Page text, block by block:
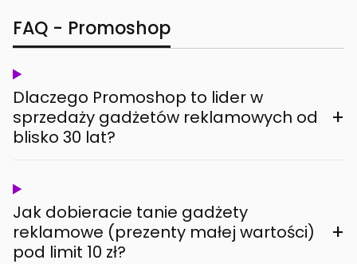
FAQ - Promoshop
Dlaczego Promoshop to lider w
sprzedaży gadżetów reklamowych od
blisko 30 lat?
+
Jak dobieracie tanie gadżety
reklamowe (prezenty małej wartości)
pod limit 10 zł?
+